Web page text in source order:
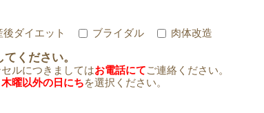
後ダイエット ブライダル 肉体改造
ください。
ルにつきましてはお電話にてご連絡ください。
曜以外の日にちを選択ください。